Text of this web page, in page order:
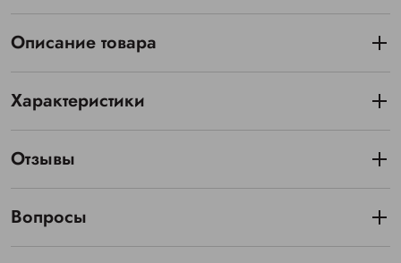
Описание товара
Характеристики
Отзывы
Вопросы